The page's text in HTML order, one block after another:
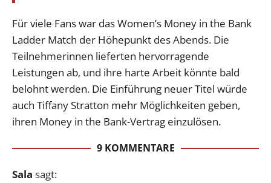
Für viele Fans war das Women’s Money in the Bank
Ladder Match der Höhepunkt des Abends. Die
Teilnehmerinnen lieferten hervorragende
Leistungen ab, und ihre harte Arbeit könnte bald
belohnt werden. Die Einführung neuer Titel würde
auch Tiffany Stratton mehr Möglichkeiten geben,
ihren Money in the Bank-Vertrag einzulösen.
9 KOMMENTARE
Sala sagt: